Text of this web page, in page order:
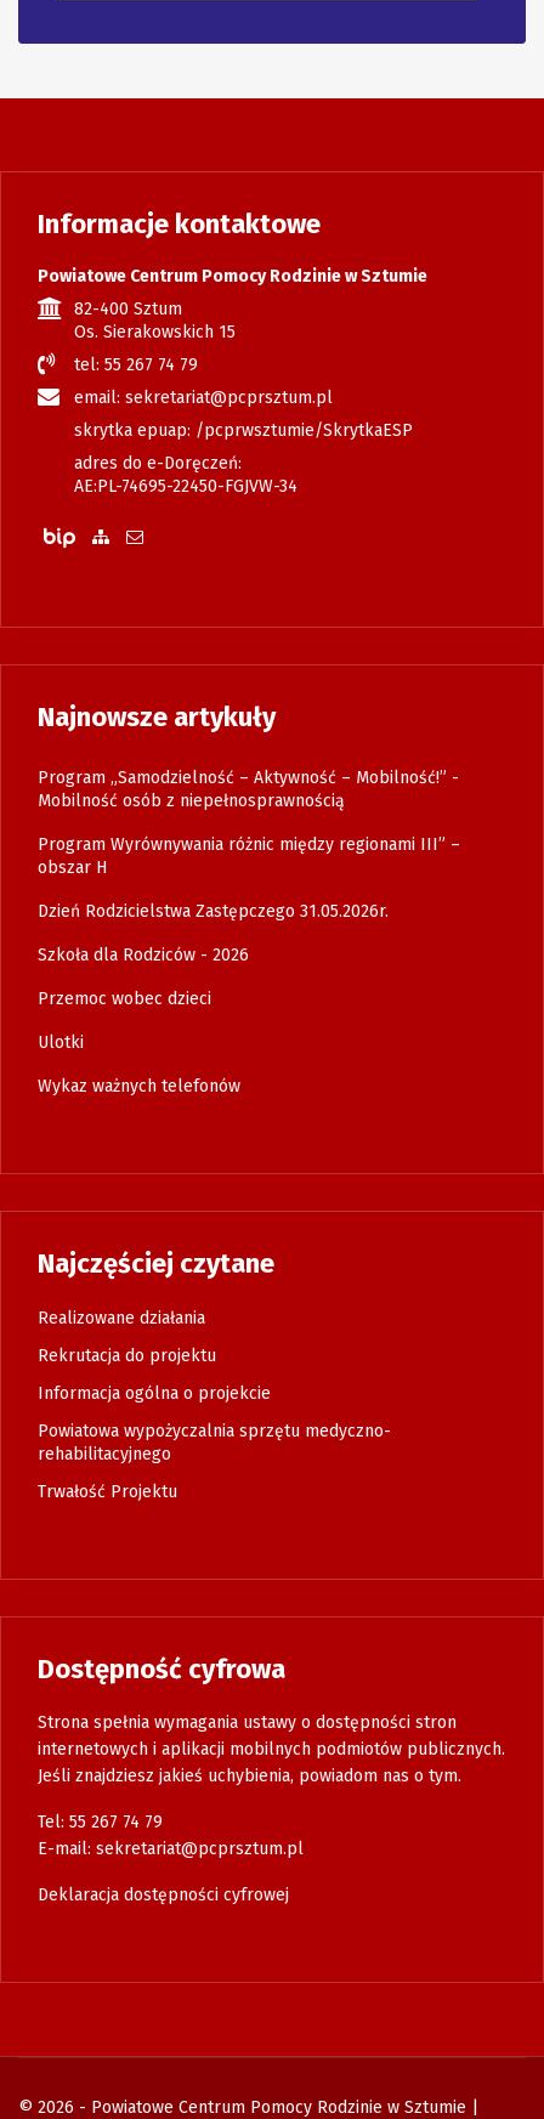
Informacje kontaktowe
Powiatowe Centrum Pomocy Rodzinie w Sztumie
82-400 Sztum
Os. Sierakowskich 15
tel: 55 267 74 79
email: sekretariat@pcprsztum.pl
skrytka epuap: /pcprwsztumie/SkrytkaESP
adres do e-Doręczeń:
AE:PL-74695-22450-FGJVW-34
Biuletyn Informacji Publicznej
Zobacz mapę strony
Wyślij email
Najnowsze artykuły
Program „Samodzielność – Aktywność – Mobilność!” -
Mobilność osób z niepełnosprawnością
Program Wyrównywania różnic między regionami III” –
obszar H
Dzień Rodzicielstwa Zastępczego 31.05.2026r.
Szkoła dla Rodziców - 2026
Przemoc wobec dzieci
Ulotki
Wykaz ważnych telefonów
Najczęściej czytane
Realizowane działania
Rekrutacja do projektu
Informacja ogólna o projekcie
Powiatowa wypożyczalnia sprzętu medyczno-
rehabilitacyjnego
Trwałość Projektu
Dostępność cyfrowa
Strona spełnia wymagania ustawy o dostępności stron
internetowych i aplikacji mobilnych podmiotów publicznych.
Jeśli znajdziesz jakieś uchybienia, powiadom nas o tym.
Tel: 55 267 74 79
E-mail: sekretariat@pcprsztum.pl
Deklaracja dostępności cyfrowej
© 2026 - Powiatowe Centrum Pomocy Rodzinie w Sztumie |